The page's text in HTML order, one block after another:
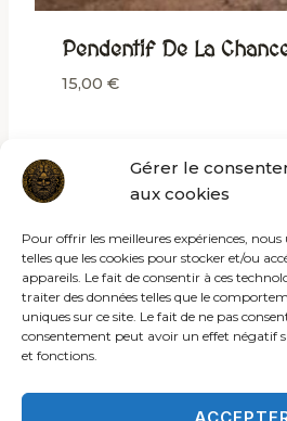
Gérer le
aux cookies
Pour offrir les meilleures expériences,
telles que les cookies pour stocker et/ou
appareils. Le fait de consentir à ces
traiter des données telles que le
uniques sur ce site. Le fait de ne pas
consentement peut avoir un effet négatif
et fonctions.
Pendentif De La
15,00 €